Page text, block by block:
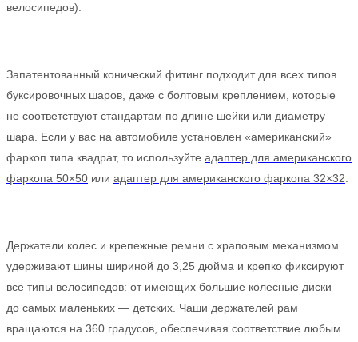
велосипедов).
Запатентованный конический фитинг подходит для всех типов
буксировочных шаров, даже с болтовым креплением, которые
не соответствуют стандартам по длине шейки или диаметру
шара. Если у вас на автомобиле установлен «американский»
фаркоп типа квадрат, то используйте адаптер для американского
фаркопа 50×50 или адаптер для американского фаркопа 32×32
Держатели колес и крепежные ремни с храповым механизмом
удерживают шины шириной до 3,25 дюйма и крепко фиксируют
все типы велосипедов: от имеющих большие колесные диски
до самых маленьких — детских. Чаши держателей рам
вращаются на 360 градусов, обеспечивая соответствие любым